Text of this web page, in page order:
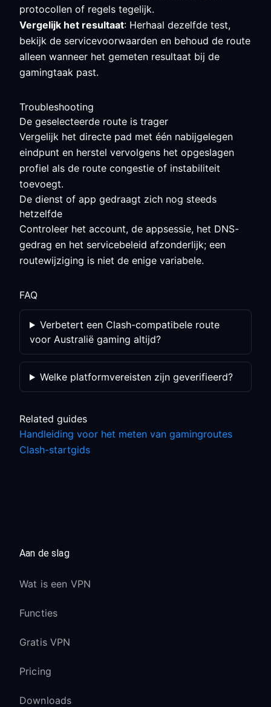
protocollen of regels tegelijk.
Vergelijk het resultaat: Herhaal dezelfde test,
bekijk de servicevoorwaarden en behoud de route
alleen wanneer het gemeten resultaat bij de
gamingtaak past.
Troubleshooting
De geselecteerde route is trager
Vergelijk het directe pad met één nabijgelegen
eindpunt en herstel vervolgens het opgeslagen
profiel als de route congestie of instabiliteit
toevoegt.
De dienst of app gedraagt zich nog steeds
hetzelfde
Controleer het account, de appsessie, het DNS-
gedrag en het servicebeleid afzonderlijk; een
routewijziging is niet de enige variabele.
FAQ
Verbetert een Clash-compatibele route
voor Australië gaming altijd?
Welke platformvereisten zijn geverifieerd?
Related guides
Handleiding voor het meten van gamingroutes
Clash-startgids
Aan de slag
Wat is een VPN
Functies
Gratis VPN
Pricing
Downloads